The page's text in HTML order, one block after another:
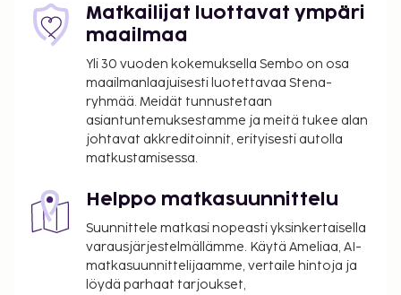
Matkailijat luottavat ympäri
maailmaa
Yli 30 vuoden kokemuksella Sembo on osa
maailmanlaajuisesti luotettavaa Stena-
ryhmää. Meidät tunnustetaan
asiantuntemuksestamme ja meitä tukee alan
johtavat akkreditoinnit, erityisesti autolla
matkustamisessa.
Helppo matkasuunnittelu
Suunnittele matkasi nopeasti yksinkertaisella
varausjärjestelmällämme. Käytä Ameliaa, AI-
matkasuunnittelijaamme, vertaile hintoja ja
löydä parhaat tarjoukset,